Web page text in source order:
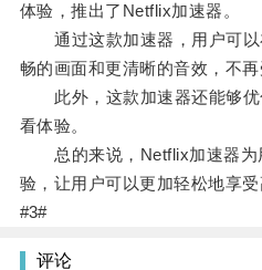
体验，推出了Netflix加速器。
通过这款加速器，用户可以
畅的画面和更清晰的音效，不再
此外，这款加速器还能够优
看体验。
总的来说，Netflix加速器为
验，让用户可以更加轻松地享受
#3#
评论